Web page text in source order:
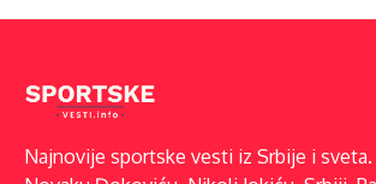
Najnovije sportske vesti iz Srbije i